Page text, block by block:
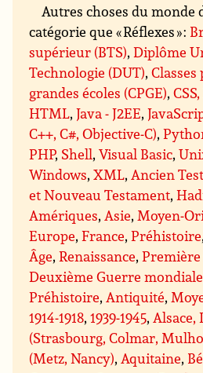
Autres choses du monde
catégorie que « Réflexes » :
supérieur (BTS),Diplôme
Technologie (DUT),
grandes écoles (CPGE),
HTML,Java - J2EE,
C++, C#, Objective-C),
PHP, Shell,Visual Basic,
Windows,XML, Ancien
et Nouveau Testament,
Amériques, Asie, Moyen-
Europe,France,Préhistoire,
Âge,Renaissance,
Deuxième Guerre mondiale
Préhistoire, Antiquité,
1914-1918,1939-1945, Alsace,
(Strasbourg, Colmar,
(Metz, Nancy), Aquitaine,